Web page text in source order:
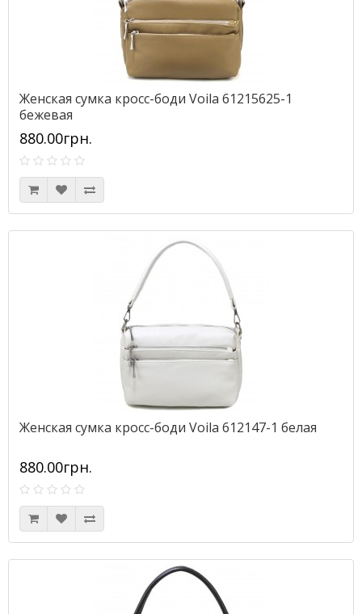
Женская сумка кросс-боди Voila 61215625-1
бежевая
880.00грн.
Женская сумка кросс-боди Voila 612147-1 белая
880.00грн.